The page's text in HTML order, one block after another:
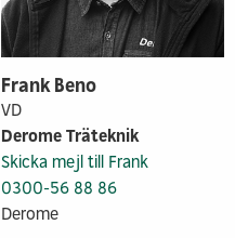
Frank Beno
VD
Derome Träteknik
Skicka mejl till Frank
0300-56 88 86
Derome